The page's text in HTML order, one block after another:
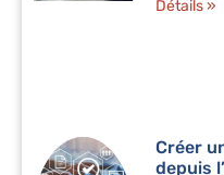
Détails »
Créer
depuis